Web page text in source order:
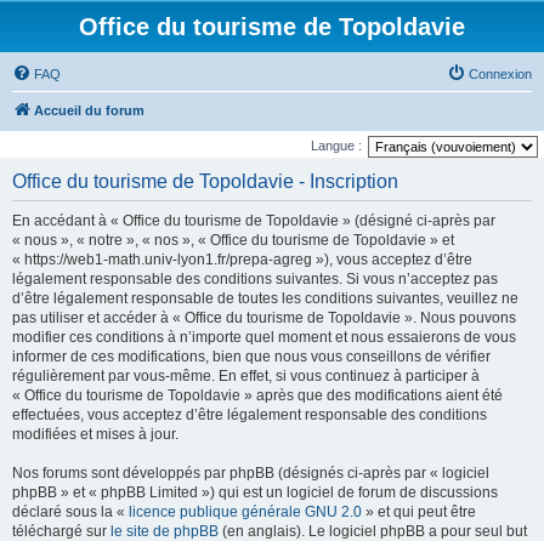
Office du tourisme de Topoldavie
FAQ Connexion
Accueil du forum
Langue :
Office du tourisme de Topoldavie - Inscription
En accédant à « Office du tourisme de Topoldavie » (désigné ci-après par
« nous », « notre », « nos », « Office du tourisme de Topoldavie » et
« https://web1-math.univ-lyon1.fr/prepa-agreg »), vous acceptez d’être
légalement responsable des conditions suivantes. Si vous n’acceptez pas
d’être légalement responsable de toutes les conditions suivantes, veuillez ne
pas utiliser et accéder à « Office du tourisme de Topoldavie ». Nous pouvons
modifier ces conditions à n’importe quel moment et nous essaierons de vous
informer de ces modifications, bien que nous vous conseillons de vérifier
régulièrement par vous-même. En effet, si vous continuez à participer à
« Office du tourisme de Topoldavie » après que des modifications aient été
effectuées, vous acceptez d’être légalement responsable des conditions
modifiées et mises à jour.
Nos forums sont développés par phpBB (désignés ci-après par « logiciel
phpBB » et « phpBB Limited ») qui est un logiciel de forum de discussions
déclaré sous la « licence publique générale GNU 2.0 » et qui peut être
téléchargé sur le site de phpBB (en anglais). Le logiciel phpBB a pour seul but